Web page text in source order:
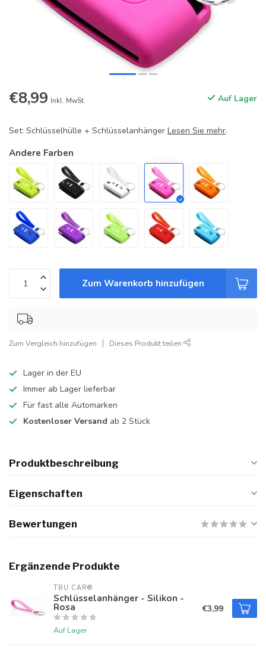
€8,99 Inkl. MwSt. Auf Lager
Set: Schlüsselhülle + Schlüsselanhänger Lesen Sie mehr.
Andere Farben
Zum Warenkorb hinzufügen
Zum Vergleich hinzufügen Dieses Produkt teilen
Lager in der EU
Immer ab Lager lieferbar
Für fast alle Automarken
Kostenloser Versand ab 2 Stück
Produktbeschreibung
Eigenschaften
Bewertungen
Ergänzende Produkte
TBU CAR®
Schlüsselanhänger - Silikon -
Rosa
Auf Lager
€3,99